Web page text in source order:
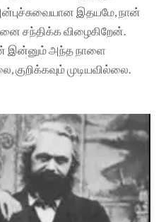
இதயமே, நான்
சந்திக்க விழைகிறேன்.
இன்னும் அந்த நாளை
முடியவில்லை.